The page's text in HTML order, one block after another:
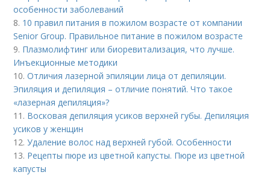
особенности заболеваний
8. 10 правил питания в пожилом возрасте от компании
Senior Group. Правильное питание в пожилом возрасте
9. Плазмолифтинг или биоревитализация, что лучше.
Инъекционные методики
10.Отличия лазерной эпиляции лица от депиляции.
Эпиляция и депиляция – отличие понятий. Что такое
«лазерная депиляция»?
11. Восковая депиляция усиков верхней губы. Депиляция
усиков у женщин
12.Удаление волос над верхней губой. Особенности
13. Рецепты пюре из цветной капусты. Пюре из цветной
капусты